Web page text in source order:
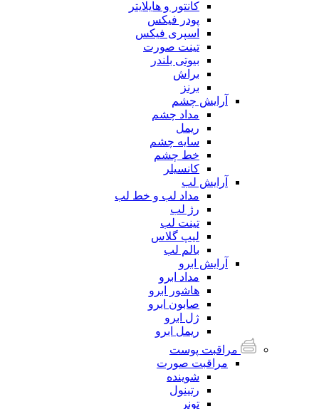
کانتور و هایلایتر
پودر فیکس
اسپری فیکس
تینت صورت
بیوتی بلندر
براش
برنز
آرایش چشم
مداد چشم
ریمل
سایه چشم
خط چشم
کانسیلر
آرایش لب
مداد لب و خط لب
رژ لب
تینت لب
لیپ گلاس
بالم لب
آرایش ابرو
مداد ابرو
هاشور ابرو
صابون ابرو
ژل ابرو
ریمل ابرو
مراقبت پوست
مراقبت صورت
شوینده
رتینول
تونر